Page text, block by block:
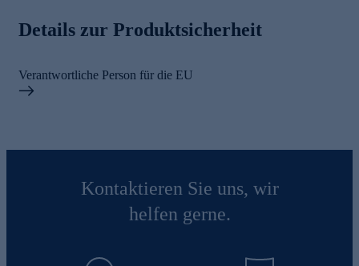
Details zur Produktsicherheit
Verantwortliche Person für die EU
Kontaktieren Sie uns, wir
helfen gerne.